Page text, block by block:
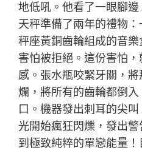
地低吼。他看了一眼腳
天秤準備了兩年的禮物
秤座黃銅齒輪組成的音
害怕被拒絕。這份害怕
感。張水瓶咬緊牙關，
爛，將所有的齒輪都倒
口。機器發出刺耳的尖
光開始瘋狂閃爍，發出
到極致純粹的單戀能量